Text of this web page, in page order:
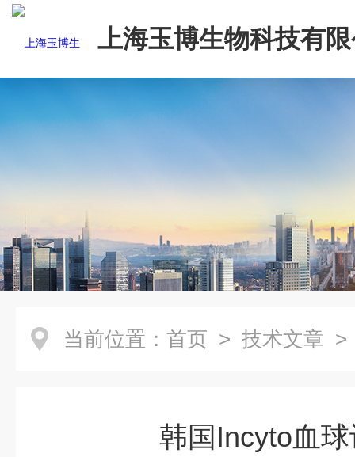
上海玉博生物科技有
当前位置： 首页 > 技术文章 >
韩国Incyto血